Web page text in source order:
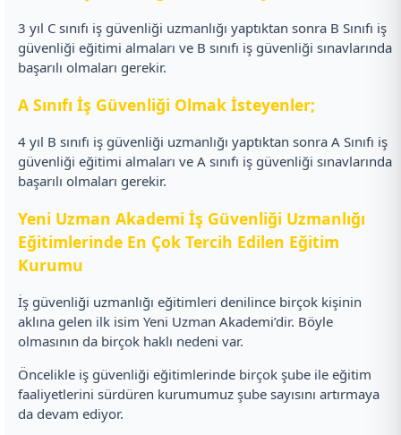
3 yıl C sınıfı iş güvenliği uzmanlığı yaptıktan sonra B Sınıfı iş
güvenliği eğitimi almaları ve B sınıfı iş güvenliği sınavlarında
başarılı olmaları gerekir.
A Sınıfı İş Güvenliği Olmak İsteyenler;
4 yıl B sınıfı iş güvenliği uzmanlığı yaptıktan sonra A Sınıfı iş
güvenliği eğitimi almaları ve A sınıfı iş güvenliği sınavlarında
başarılı olmaları gerekir.
Yeni Uzman Akademi İş Güvenliği Uzmanlığı
Eğitimlerinde En Çok Tercih Edilen Eğitim
Kurumu
İş güvenliği uzmanlığı eğitimleri denilince birçok kişinin
aklına gelen ilk isim Yeni Uzman Akademi’dir. Böyle
olmasının da birçok haklı nedeni var.
Öncelikle iş güvenliği eğitimlerinde birçok şube ile eğitim
faaliyetlerini sürdüren kurumumuz şube sayısını artırmaya
da devam ediyor.